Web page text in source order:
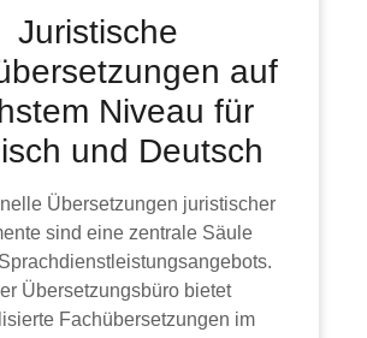
Juristische
auf
Niveau für
und Deutsch
Übersetzungen juristischer
sind eine zentrale Säule
Übersetzungsbüro bietet
Fachübersetzungen im